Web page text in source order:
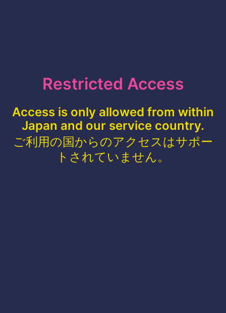
Restricted Access
Access is only allowed from within
Japan and our service country.
ご利用の国からのアクセスはサポー
トされていません。